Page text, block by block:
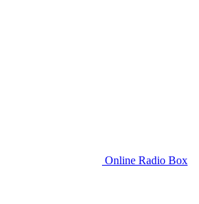
Online Radio Box